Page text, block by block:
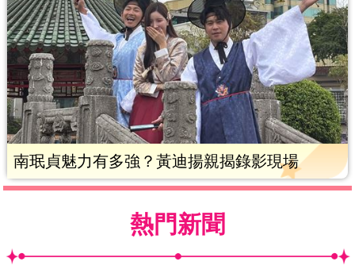
南珉貞魅力有多強？黃迪揚親揭錄影現場
熱門新聞